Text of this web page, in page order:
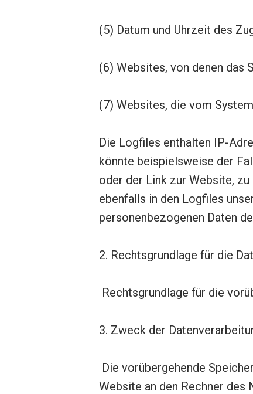
(5) Datum und Uhrzeit des
(6) Websites, von denen das
(7) Websites, die vom
Die Logfiles enthalten IP-
könnte beispielsweise der
oder der Link zur Website,
ebenfalls in den Logfiles
personenbezogenen Daten
2. Rechtsgrundlage für die
Rechtsgrundlage für die
3. Zweck der
Die vorübergehende
Website an den Rechner